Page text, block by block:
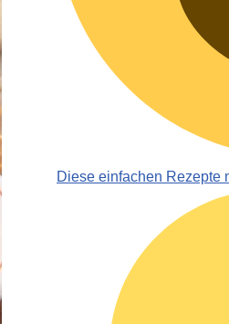
Diese einfachen Rezepte